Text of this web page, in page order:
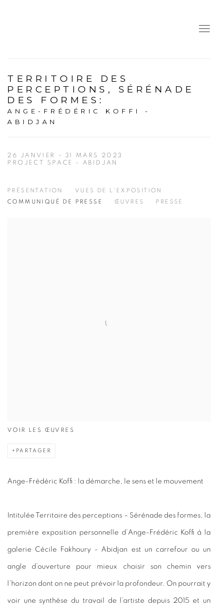
TERRITOIRE DES
PERCEPTIONS, SÉRÉNADE
DES FORMES :
ANGE-FRÉDÉRIC KOFFI -
ABIDJAN
26 JANVIER - 31 MARS 2023
PROJECT SPACE - ABIDJAN
PRÉSENTATION
VUES DE L'EXPOSITION
COMMUNIQUÉ DE PRESSE
ŒUVRES PRESSE
VOIR LES ŒUVRES
PARTAGER
Ange-Frédéric Koffi : la démarche, le sens et le mouvement
Intitulée Territoire des perceptions – Sérénade des formes, la
première exposition personnelle d’Ange-Frédéric Koffi à la
galerie Cécile Fakhoury - Abidjan est un carrefour ou un
angle d’ouverture pour mieux choisir son chemin vers
l’horizon dont on ne peut prévoir la profondeur. On pourrait y
voir une synthèse du travail de l’artiste depuis 2015 et un